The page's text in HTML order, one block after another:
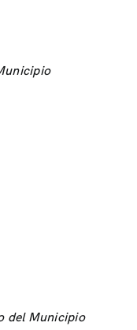
del Municipio